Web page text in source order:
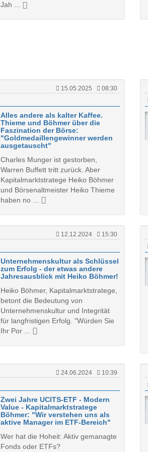
Jah ...
15.05.2025
08:30
Alles andere als kalter Kaffee.
Thieme und Böhmer über die
Faszination der Börse:
"Goldmedaillengewinner werden
ausgetauscht"
Charles Munger ist gestorben,
Warren Buffett tritt zurück. Aber
Kapitalmarktstratege Heiko Böhmer
und Börsenaltmeister Heiko Thieme
haben no ...
12.12.2024
15:30
Unternehmenskultur als Schlüssel
zum Erfolg - der etwas andere
Jahresausblick mit Heiko Böhmer!
Heiko Böhmer, Kapitalmarktstratege,
betont die Bedeutung von
Unternehmenskultur und Integrität
für langfristigen Erfolg. "Würden Sie
Ihr Por ...
24.06.2024
10:39
Zwei Jahre UCITS-ETF - Modern
Value - Kapitalmarktstratege
Böhmer: "Wir verstehen uns als
aktive Manager im ETF-Bereich"
Wer hat die Hoheit: Aktiv gemanagte
Fonds oder ETFs?